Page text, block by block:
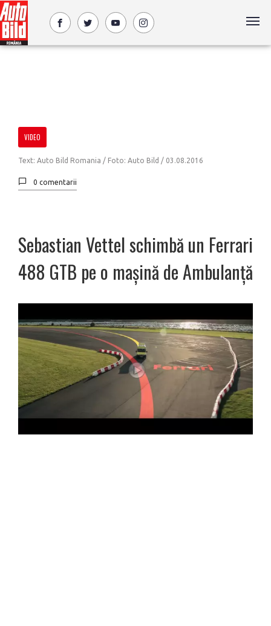
VIDEO
Text: Auto Bild Romania / Foto: Auto Bild / 03.08.2016
0 comentarii
Sebastian Vettel schimbă un Ferrari
488 GTB pe o mașină de Ambulanță